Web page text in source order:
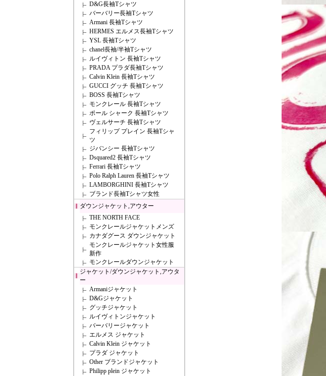
D&G長袖Tシャツ
バーバリー長袖Tシャツ
Armani 長袖Tシャツ
HERMES エルメス長袖Tシャツ
YSL 長袖Tシャツ
chanel長袖/半袖Tシャツ
ルイヴィトン 長袖Tシャツ
PRADA プラダ長袖Tシャツ
Calvin Klein 長袖Tシャツ
GUCCI グッチ 長袖Tシャツ
BOSS 長袖Tシャツ
モンクレール 長袖Tシャツ
ポール シャーク 長袖Tシャツ
ヴェルサーチ 長袖Tシャツ
フィリップ プレイン 長袖Tシャ
ツ
ジバンシー 長袖Tシャツ
Dsquared2 長袖Tシャツ
Ferrari 長袖Tシャツ
Polo Ralph Lauren 長袖Tシャツ
LAMBORGHINI 長袖Tシャツ
ブランド長袖Tシャツ女性
ダウンジャケット,アウター
THE NORTH FACE
モンクレールジャケットメンズ
カナダグース ダウンジャケット
モンクレールジャケット女性服
新作
モンクレールダウンジャケット
ジャケット/ダウンジャケット,アウタ
ー
Armaniジャケット
D&Gジャケット
グッチジャケット
ルイヴィトンジャケット
バーバリージャケット
エルメス ジャケット
Calvin Klein ジャケット
プラダ ジャケット
Other ブランドジャケット
Philipp plein ジャケット